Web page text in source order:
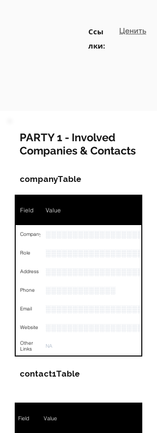
Ссы
лки:
Ценить
PARTY 1 - Involved
Companies & Contacts
companyTable
Field Value
Company
Role
Address
Phone ░░░░░░░░░░░░░
Email
Website
Other
Links
NA
contact1Table
Field Value